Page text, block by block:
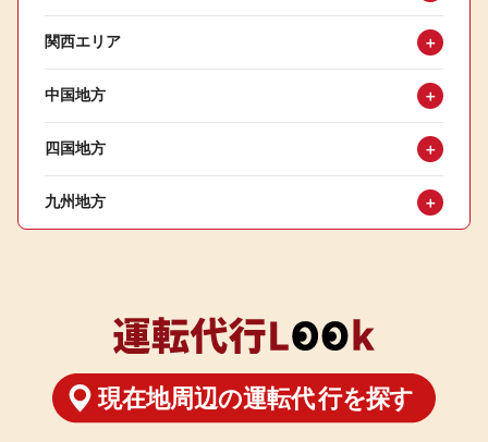
関西エリア ＋
中国地方 ＋
四国地方 ＋
九州地方 ＋